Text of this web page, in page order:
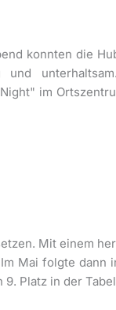
konnten die
im
Mit einem
Mai folgte dann
Platz in der